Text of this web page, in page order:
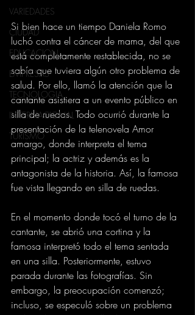
VARIEDADES
CIUDAD
EDUCACION
EMPRESAS
TECNOLOGIA
INTERNACIONAL
TURISMO
Si bien hace un tiempo Daniela Romo
luchó contra el cáncer de mama, del que
está completamente restablecida, no se
sabía que tuviera algún otro problema de
salud. Por ello, llamó la atención que la
cantante asistiera a un evento público en
silla de ruedas. Todo ocurrió durante la
presentación de la telenovela Amor
amargo, donde interpreta el tema
principal; la actriz y además es la
antagonista de la historia. Así, la famosa
fue vista llegando en silla de ruedas.
En el momento donde tocó el turno de la
cantante, se abrió una cortina y la
famosa interpretó todo el tema sentada
en una silla. Posteriormente, estuvo
parada durante las fotografías. Sin
embargo, la preocupación comenzó;
incluso, se especuló sobre un problema